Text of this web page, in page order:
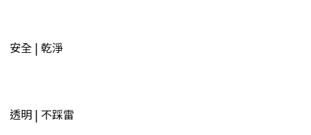
安全 | 乾淨
透明 | 不踩雷